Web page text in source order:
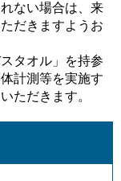
ない場合は、来
だきますようお
タオル」を持参
計測等を実施す
ただきます。